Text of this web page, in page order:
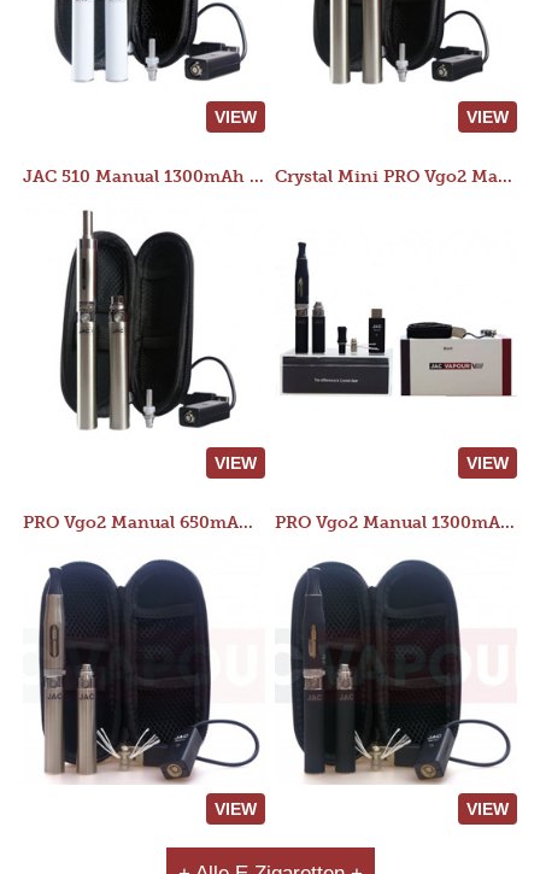
VIEW VIEW
JAC 510 Manual 1300mAh Starter Kit
VIEW
Crystal Mini PRO Vgo2 Manual 400mAh Kit
VIEW
PRO Vgo2 Manual 650mAh Kit
VIEW
PRO Vgo2 Manual 1300mAh Kit
VIEW